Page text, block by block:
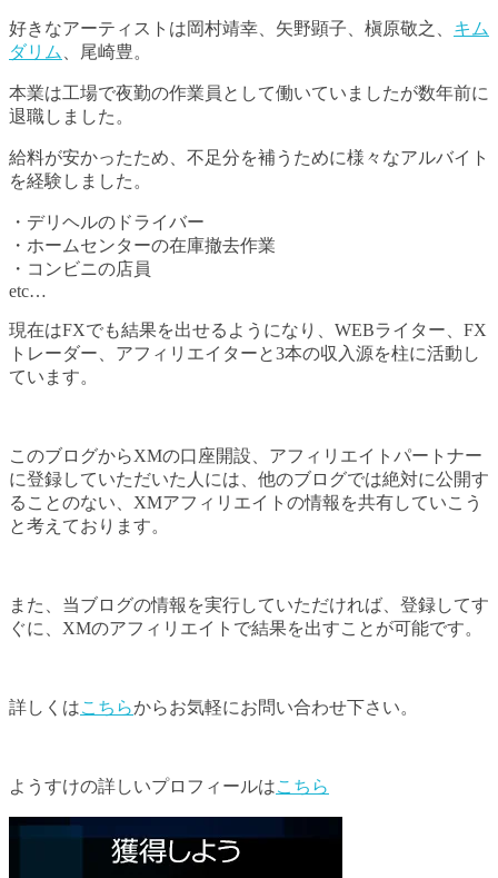
好きなアーティストは岡村靖幸、矢野顕子、槇原敬之、 キム
ダリム
、尾崎豊。
本業は工場で夜勤の作業員として働いていましたが数年前に
退職しました。
給料が安かったため、不足分を補うために様々なアルバイト
を経験しました。
・デリヘルのドライバー
・ホームセンターの在庫撤去作業
・コンビニの店員
etc…
現在はFXでも結果を出せるようになり、WEBライター、FX
トレーダー、アフィリエイターと3本の収入源を柱に活動し
ています。
このブログからXMの口座開設、アフィリエイトパートナー
に登録していただいた人には、他のブログでは絶対に公開す
ることのない、XMアフィリエイトの情報を共有していこう
と考えております。
また、当ブログの情報を実行していただければ、登録してす
ぐに、XMのアフィリエイトで結果を出すことが可能です。
詳しくはこちらからお気軽にお問い合わせ下さい。
ようすけの詳しいプロフィールはこちら